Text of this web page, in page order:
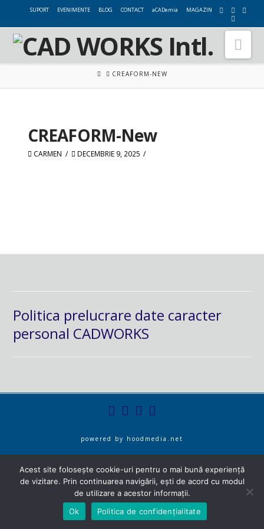
SUPORT EVENIMENTE BLOG CONTACT aCADemia MAGAZIN
HOMECREAFORM-NEW
CREAFORM-New
CARMEN DECEMBRIE 9, 2025
Politica prelucrare date caracter
personal CADWORKS
powered by hoodmedia.net
Acest site folosește cookie-uri pentru o mai bună experiență
de vizitare. Prin continuarea navigării, ești de acord cu modul
de utilizare a acestor informații.
Ok
Politica de confidențialitate